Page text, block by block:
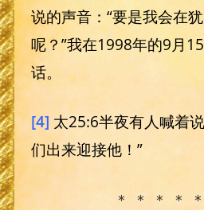
说的声音：“要是我会在
呢？”我在1998年的9月
话。
[4] 太25:6半夜有人喊着
们出来迎接他！”
＊ ＊ ＊ ＊